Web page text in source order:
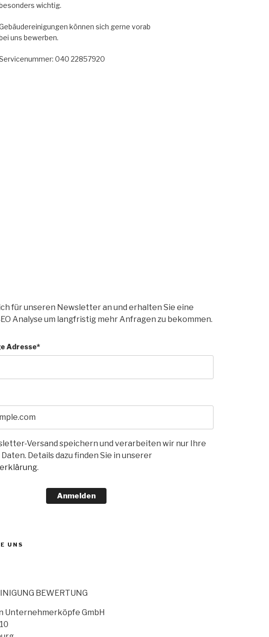
wichtig.
können sich gerne vorab
uns bewerben.
040 22857920
für unseren Newsletter an und erhalten Sie eine
Analyse um langfristig mehr Anfragen zu bekommen.
Adresse*
Versand speichern und verarbeiten wir nur Ihre
Details dazu finden Sie in unserer
.
Anmelden
UNS
BEWERTUNG
Unternehmerköpfe GmbH